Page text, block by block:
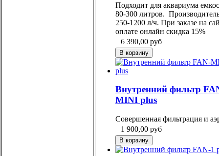
Подходит для аквариума
80-300 литров.
250-1200 л/ч. При заказе на
оплате онлайн скидка 15%
6 390,00 руб
Внутренний фильтр
MINI plus
Совершенная фильтрация и
1 900,00 руб